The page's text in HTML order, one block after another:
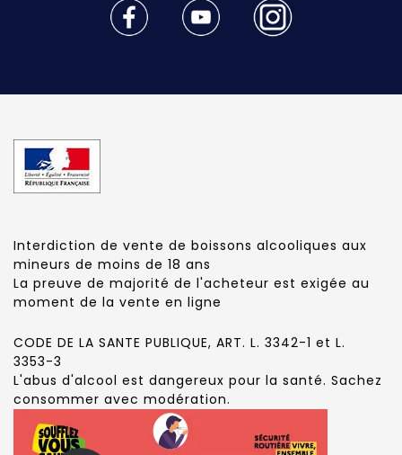
Interdiction de vente de boissons alcooliques aux
mineurs de moins de 18 ans
La preuve de majorité de l'acheteur est exigée au
moment de la vente en ligne
CODE DE LA SANTE PUBLIQUE, ART. L. 3342-1 et L.
3353-3
L'abus d'alcool est dangereux pour la santé. Sachez
consommer avec modération.